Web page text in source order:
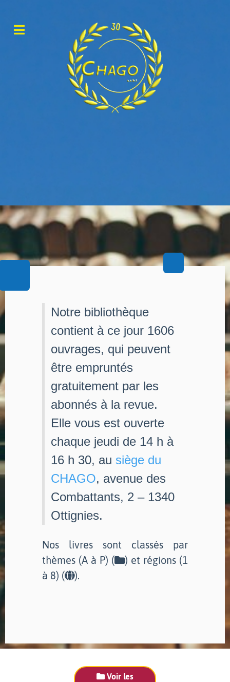
Notre bibliothèque
contient à ce jour 1606
ouvrages, qui peuvent
être empruntés
gratuitement par les
abonnés à la revue.
Elle vous est ouverte
chaque jeudi de 14 h à
16 h 30, au siège du
CHAGO, avenue des
Combattants, 2 – 1340
Ottignies.
Nos livres sont classés par
thèmes (A à P) (
) et régions (1
à 8) (
).
Voir les